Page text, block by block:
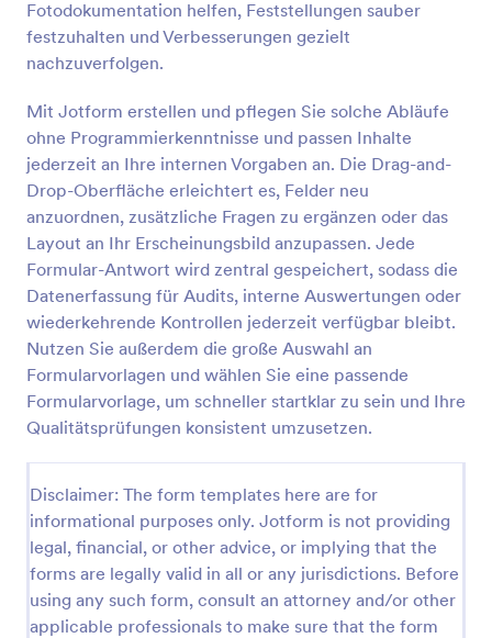
Fotodokumentation helfen, Feststellungen sauber
festzuhalten und Verbesserungen gezielt
nachzuverfolgen.
Mit Jotform erstellen und pflegen Sie solche Abläufe
ohne Programmierkenntnisse und passen Inhalte
jederzeit an Ihre internen Vorgaben an. Die Drag-and-
Drop-Oberfläche erleichtert es, Felder neu
anzuordnen, zusätzliche Fragen zu ergänzen oder das
Layout an Ihr Erscheinungsbild anzupassen. Jede
Formular-Antwort wird zentral gespeichert, sodass die
Datenerfassung für Audits, interne Auswertungen oder
wiederkehrende Kontrollen jederzeit verfügbar bleibt.
Nutzen Sie außerdem die große Auswahl an
Formularvorlagen und wählen Sie eine passende
Formularvorlage, um schneller startklar zu sein und Ihre
Qualitätsprüfungen konsistent umzusetzen.
Disclaimer: The form templates here are for
informational purposes only. Jotform is not providing
legal, financial, or other advice, or implying that the
forms are legally valid in all or any jurisdictions. Before
using any such form, consult an attorney and/or other
applicable professionals to make sure that the form
Lebensmittelabfallprotokoll
Ein Lebensmittelabfallprotokoll ist eine
Formularvorlage, die dazu dient, Informationen über
die Entsorgung von Lebensmitteln in verschiedenen
Bereichen zu erfassen und aufzuzeichnen. Es bietet
eine einfache und effiziente Möglichkeit, die
Entsorgung von Lebensmittelabfällen zu
dokumentieren und hilft Unternehmen und
Organisationen dabei, ihre Umweltauswirkungen
besser zu kontrollieren und nachhaltigere
Entscheidungen zu treffen. Ganz gleich, ob Sie ein
Restaurant, eine Schulkantine oder eine andere
Details wie die Art der Lebensmittel, die Menge und
die Art der Entsorgung festhalten. Mithilfe des
Lebensmittelabfallprotokolls können Sie Einblicke in
Ihr Abfallverhalten gewinnen, verbesserungswürdige
Bereiche identifizieren und Schritte zur
Reduzierung von Lebensmittelabfällen und zur
Förderung der Nachhaltigkeit unternehmen.Jotform
Go to Category:
Inspektionsformulare
Vorlage verwenden
Vorschau